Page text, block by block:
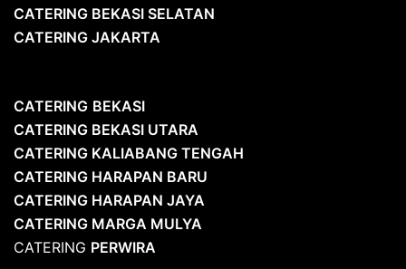
CATERING BEKASI SELATAN
CATERING JAKARTA
CATERING BEKASI
CATERING BEKASI UTARA
CATERING KALIABANG TENGAH
CATERING HARAPAN BARU
CATERING HARAPAN JAYA
CATERING MARGA MULYA
CATERING PERWIRA